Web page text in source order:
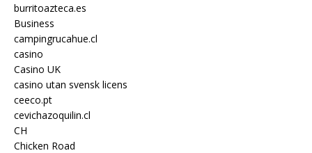
burritoazteca.es
Business
campingrucahue.cl
casino
Casino UK
casino utan svensk licens
ceeco.pt
cevichazoquilin.cl
CH
Chicken Road